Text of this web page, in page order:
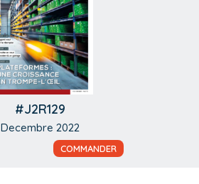
#J2R129
Decembre 2022
COMMANDER